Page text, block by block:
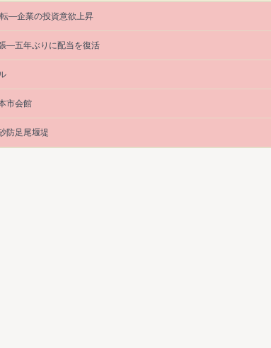
―企業の投資意欲上昇
―五年ぶりに配当を復活
市会館
防足尾堰堤